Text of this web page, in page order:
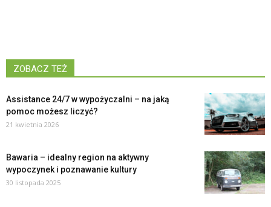
ZOBACZ TEŻ
Assistance 24/7 w wypożyczalni – na jaką
pomoc możesz liczyć?
21 kwietnia 2026
Bawaria – idealny region na aktywny
wypoczynek i poznawanie kultury
30 listopada 2025